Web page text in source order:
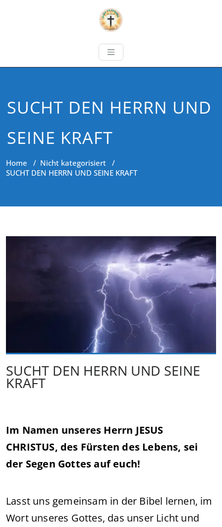
SUCHT DEN HERRN UND
SEINE KRAFT
Home / Nicht kategorisiert /
SUCHT DEN HERRN UND SEINE KRAFT
SUCHT DEN HERRN UND SEINE
KRAFT
Im Namen unseres Herrn JESUS
CHRISTUS, des Fürsten des Lebens, sei
der Segen Gottes auf euch!
Lasst uns gemeinsam in der Bibel lernen, im
Wort unseres Gottes, das unser Licht und